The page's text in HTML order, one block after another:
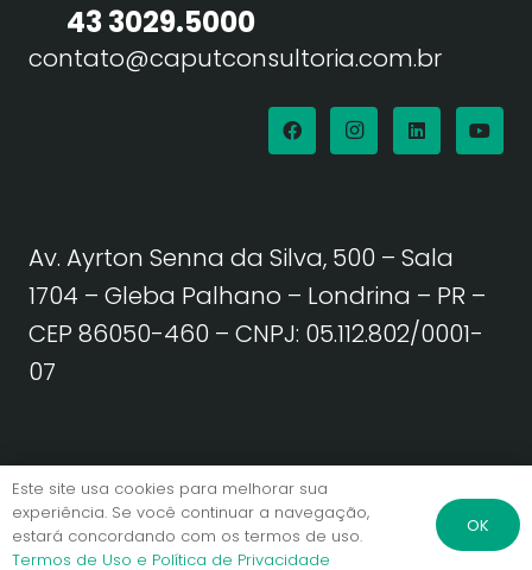
43 3029.5000
contato@caputconsultoria.com.br
Av. Ayrton Senna da Silva, 500 – Sala
1704 – Gleba Palhano – Londrina – PR –
CEP 86050-460 – CNPJ: 05.112.802/0001-
07
Política de Privacidade | Termos de Uso
© Caput Consultoria. Todos os direitos reservados.
Este site usa cookies para melhorar sua
experiência. Se você continuar a navegação,
estará concordando com os termos de uso.
Termos de Uso e Política de Privacidade
OK